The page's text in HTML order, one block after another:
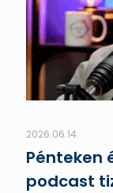
2026.06.14.
Pénteken
podcast